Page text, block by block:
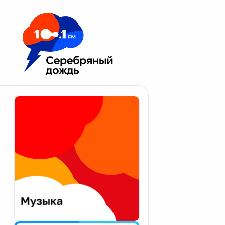
Москва 100.1 FM
Апатиты
Екатеринбург
Калининград
Калуга